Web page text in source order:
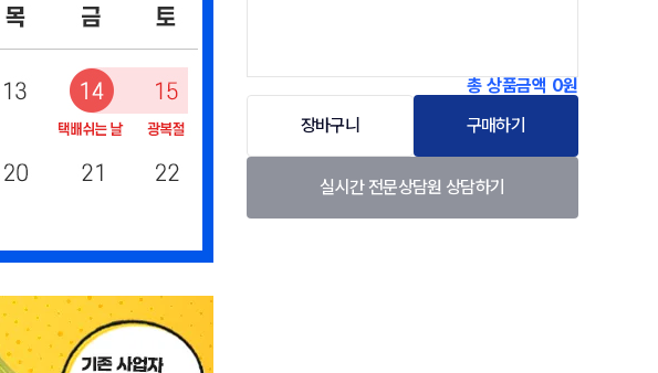
총 상품금액 0원
장바구니
구매하기
실시간 전문상담원 상담하기